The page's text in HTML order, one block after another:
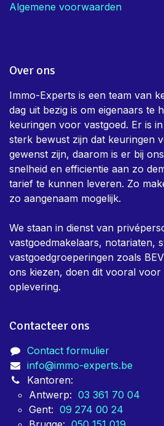
Algemene voorwaarden
Over ons
Immo-Experts is een team van
dag uit bezig is om eigenaars te
keuringen voor vastgoed. Er is
sterk bewust zijn dat keuringen
gewenst zijn, daarom is er bij
snelheid en efficientie aan zo
tarief te kunnen leveren. Zo
zo aangenaam mogelijk.
We staan in dienst van
vastgoedmakelaars, notariaten,
vastgoedgroeperingen zoals
ons kiezen, doen dit vooral voor
oplevering.
Contacteer ons
Contact formulier
info@immo-experts.be
Kantoren:
Antwerp: 03 361 70 04
Gent: 09 274 00 24